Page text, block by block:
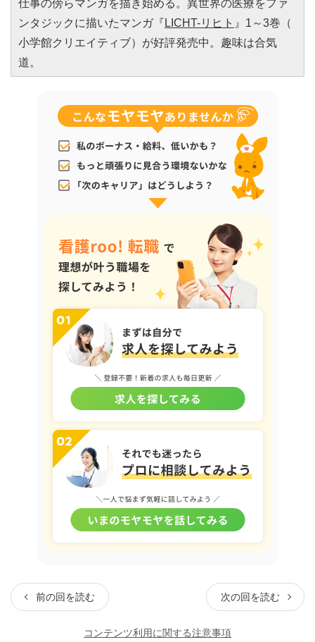
仕事の傍らマンガを描き始める。異世界の医療をファ
ンタジックに描いたマンガ『 LICHT-リヒト 』1～3巻（
小学館クリエイティブ）が好評発売中。趣味は合気
道。
前の回を読む 次の回を読む
コンテンツ利用に関する注意事項